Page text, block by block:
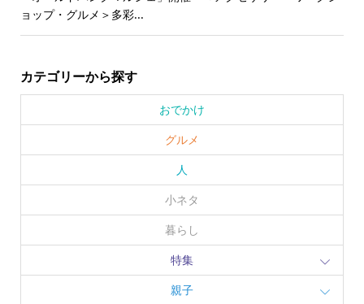
ョップ・グルメ＞多彩...
カテゴリーから探す
おでかけ
グルメ
人
小ネタ
暮らし
特集
親子